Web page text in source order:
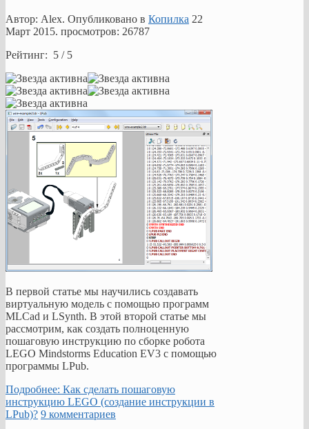
Автор: Alex. Опубликовано в Копилка 22
Март 2015. просмотров: 26787
Рейтинг: 5 / 5
В первой статье мы научились создавать
виртуальную модель с помощью программ
MLCad и LSynth. В этой второй статье мы
рассмотрим, как создать полноценную
пошаговую инструкцию по сборке робота
LEGO Mindstorms Education EV3 с помощью
программы LPub.
Подробнее: Как сделать пошаговую
инструкцию LEGO (создание инструкции в
LPub)? 9 комментариев